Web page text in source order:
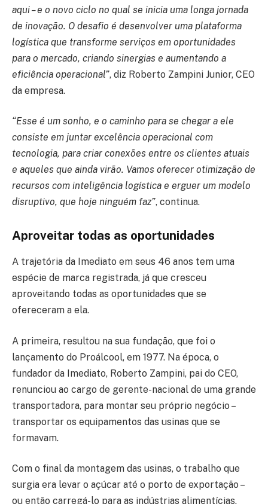
aqui – e o novo ciclo no qual se inicia uma longa jornada
de inovação. O desafio é desenvolver uma plataforma
logística que transforme serviços em oportunidades
para o mercado, criando sinergias e aumentando a
eficiência operacional”, diz Roberto Zampini Junior, CEO
da empresa.
“Esse é um sonho, e o caminho para se chegar a ele
consiste em juntar excelência operacional com
tecnologia, para criar conexões entre os clientes atuais
e aqueles que ainda virão. Vamos oferecer otimização de
recursos com inteligência logística e erguer um modelo
disruptivo, que hoje ninguém faz”, continua.
Aproveitar todas as oportunidades
A trajetória da Imediato em seus 46 anos tem uma
espécie de marca registrada, já que cresceu
aproveitando todas as oportunidades que se
ofereceram a ela.
A primeira, resultou na sua fundação, que foi o
lançamento do Proálcool, em 1977. Na época, o
fundador da Imediato, Roberto Zampini, pai do CEO,
renunciou ao cargo de gerente-nacional de uma grande
transportadora, para montar seu próprio negócio –
transportar os equipamentos das usinas que se
formavam.
Com o final da montagem das usinas, o trabalho que
surgia era levar o açúcar até o porto de exportação –
ou então carregá-lo para as indústrias alimentícias.